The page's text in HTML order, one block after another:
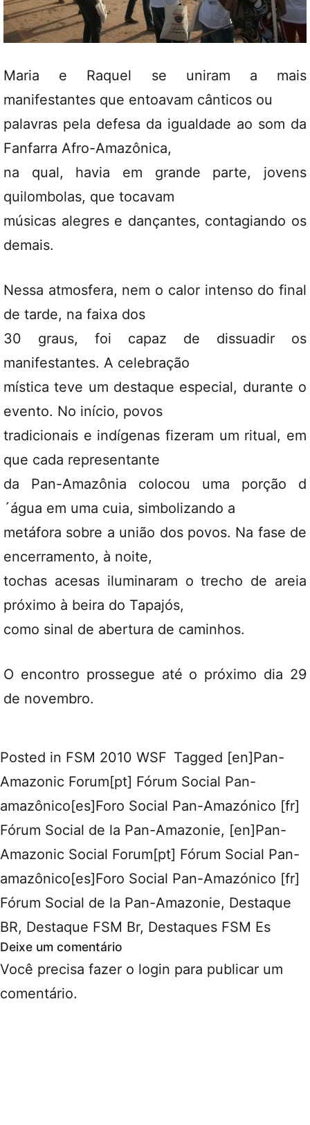
Maria e Raquel se uniram a mais
manifestantes que entoavam cânticos ou
palavras pela defesa da igualdade ao som da
Fanfarra Afro-Amazônica,
na qual, havia em grande parte, jovens
quilombolas, que tocavam
músicas alegres e dançantes, contagiando os
demais.
Nessa atmosfera, nem o calor intenso do final
de tarde, na faixa dos
30 graus, foi capaz de dissuadir os
manifestantes. A celebração
mística teve um destaque especial, durante o
evento. No início, povos
tradicionais e indígenas fizeram um ritual, em
que cada representante
da Pan-Amazônia colocou uma porção d
´água em uma cuia, simbolizando a
metáfora sobre a união dos povos. Na fase de
encerramento, à noite,
tochas acesas iluminaram o trecho de areia
próximo à beira do Tapajós,
como sinal de abertura de caminhos.
O encontro prossegue até o próximo dia 29
de novembro.
Posted in FSM 2010 WSF Tagged [en]Pan-
Amazonic Forum[pt] Fórum Social Pan-
amazônico[es]Foro Social Pan-Amazónico [fr]
Fórum Social de la Pan-Amazonie, [en]Pan-
Amazonic Social Forum[pt] Fórum Social Pan-
amazônico[es]Foro Social Pan-Amazónico [fr]
Fórum Social de la Pan-Amazonie, Destaque
BR, Destaque FSM Br, Destaques FSM Es
Deixe um comentário
Você precisa fazer o login para publicar um
comentário.